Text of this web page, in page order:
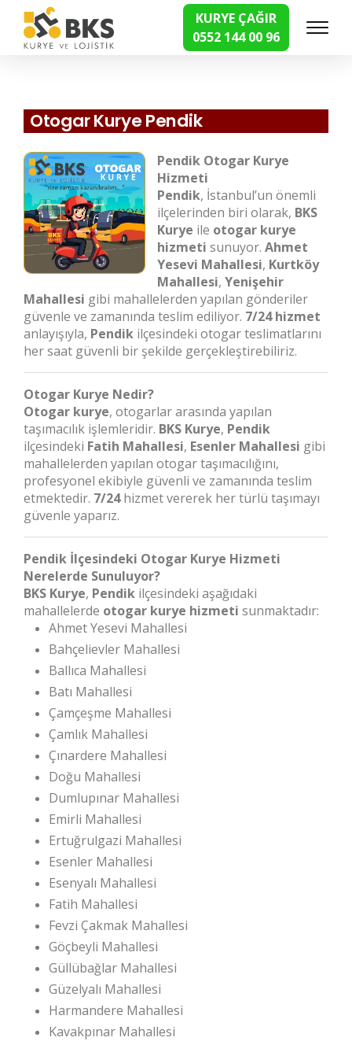
KURYE ÇAĞIR
0552 144 00 96
Hızlı Kurye Hizmetleri
Otogar Kurye Pendik
Pendik Otogar Kurye
Hizmeti
Pendik, İstanbul’un önemli
ilçelerinden biri olarak, BKS
Kurye ile otogar kurye
hizmeti sunuyor.Ahmet
Yesevi Mahallesi, Kurtköy
Mahallesi,Yenişehir
Mahallesi gibi mahallelerden yapılan gönderiler
güvenle ve zamanında teslim ediliyor. 7/24 hizmet
anlayışıyla, Pendik ilçesindeki otogar teslimatlarını
her saat güvenli bir şekilde gerçekleştirebiliriz.
Otogar Kurye Nedir?
Otogar kurye, otogarlar arasında yapılan
taşımacılık işlemleridir. BKS Kurye, Pendik
ilçesindeki Fatih Mahallesi, Esenler Mahallesi gibi
mahallelerden yapılan otogar taşımacılığını,
profesyonel ekibiyle güvenli ve zamanında teslim
etmektedir. 7/24hizmet vererek her türlü taşımayı
güvenle yaparız.
Pendik İlçesindeki Otogar Kurye Hizmeti
Nerelerde Sunuluyor?
BKS Kurye, Pendik ilçesindeki aşağıdaki
mahallelerde otogar kurye hizmeti sunmaktadır:
Ahmet Yesevi Mahallesi
Bahçelievler Mahallesi
Ballıca Mahallesi
Batı Mahallesi
Çamçeşme Mahallesi
Çamlık Mahallesi
Çınardere Mahallesi
Doğu Mahallesi
Dumlupınar Mahallesi
Emirli Mahallesi
Ertuğrulgazi Mahallesi
Esenler Mahallesi
Esenyalı Mahallesi
Fatih Mahallesi
Fevzi Çakmak Mahallesi
Göçbeyli Mahallesi
Güllübağlar Mahallesi
Güzelyalı Mahallesi
Harmandere Mahallesi
Kavakpınar Mahallesi